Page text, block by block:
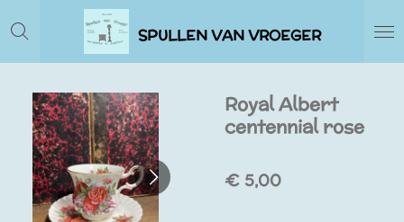
Ga
direct
naar
hoofdinhoud
SPULLEN VAN VROEGER
Royal Albert
centennial rose
€ 5,00